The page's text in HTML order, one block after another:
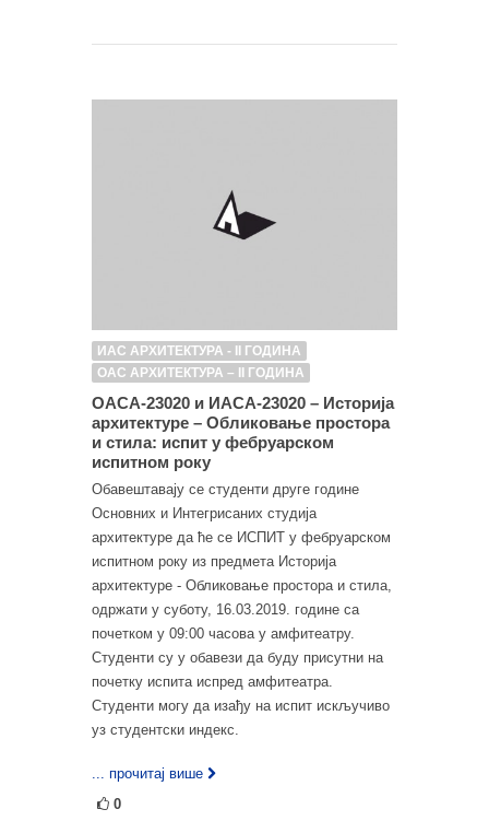
ИАС АРХИТЕКТУРА - II ГОДИНА
ОАС АРХИТЕКТУРА – II ГОДИНА
ОАСА-23020 и ИАСА-23020 – Историја
архитектуре – Обликовање простора
и стила: испит у фебруарском
испитном року
Обавештавају се студенти друге године
Основних и Интегрисаних студија
архитектуре да ће се ИСПИТ у фебруарском
испитном року из предмета Историја
архитектуре - Обликовање простора и стила,
одржати у суботу, 16.03.2019. године са
почетком у 09:00 часова у амфитеатру.
Студенти су у обавези да буду присутни на
почетку испита испред амфитеатра.
Студенти могу да изађу на испит искључиво
уз студентски индекс.
... прочитај више
0